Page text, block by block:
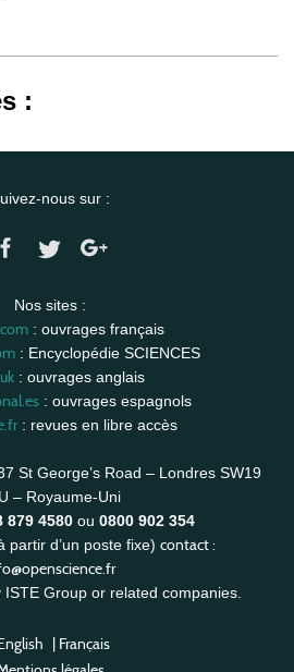
:
nous sur :
Nos sites :
: ouvrages français
: Encyclopédie SCIENCES
: ouvrages anglais
: ouvrages espagnols
: revues en libre accès
St George’s Road – Londres SW19
– Royaume-Uni
879 4580 ou 0800 902 354
partir d’un poste fixe) contact :
Group or related companies.
| Français